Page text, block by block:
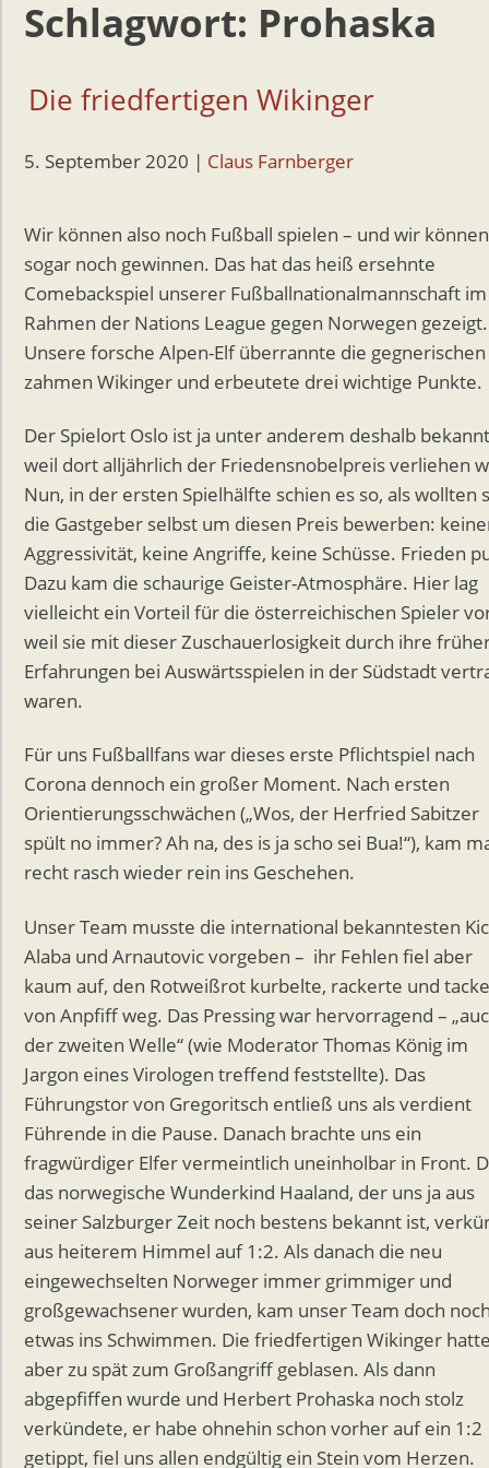
Schlagwort: Prohaska
Die friedfertigen Wikinger
5. September 2020 | Claus Farnberger
Wir können also noch Fußball spielen – und wir können
sogar noch gewinnen. Das hat das heiß ersehnte
Comebackspiel unserer Fußballnationalmannschaft im
Rahmen der Nations League gegen Norwegen gezeigt.
Unsere forsche Alpen-Elf überrannte die gegnerischen
zahmen Wikinger und erbeutete drei wichtige Punkte.
Der Spielort Oslo ist ja unter anderem deshalb
weil dort alljährlich der Friedensnobelpreis verliehen
Nun, in der ersten Spielhälfte schien es so, als wollten
die Gastgeber selbst um diesen Preis bewerben:
Aggressivität, keine Angriffe, keine Schüsse. Frieden
Dazu kam die schaurige Geister-Atmosphäre. Hier lag
vielleicht ein Vorteil für die österreichischen Spieler
weil sie mit dieser Zuschauerlosigkeit durch ihre
Erfahrungen bei Auswärtsspielen in der Südstadt
waren.
Für uns Fußballfans war dieses erste Pflichtspiel nach
Corona dennoch ein großer Moment. Nach ersten
Orientierungsschwächen („Wos, der Herfried Sabitzer
spült no immer? Ah na, des is ja scho sei Bua!“), kam
recht rasch wieder rein ins Geschehen.
Unser Team musste die international bekanntesten
Alaba und Arnautovic vorgeben – ihr Fehlen fiel aber
kaum auf, den Rotweißrot kurbelte, rackerte und
von Anpfiff weg. Das Pressing war hervorragend –
der zweiten Welle“ (wie Moderator Thomas König im
Jargon eines Virologen treffend feststellte). Das
Führungstor von Gregoritsch entließ uns als verdient
Führende in die Pause. Danach brachte uns ein
fragwürdiger Elfer vermeintlich uneinholbar in Front.
das norwegische Wunderkind Haaland, der uns ja aus
seiner Salzburger Zeit noch bestens bekannt ist,
aus heiterem Himmel auf 1:2. Als danach die neu
eingewechselten Norweger immer grimmiger und
großgewachsener wurden, kam unser Team doch
etwas ins Schwimmen. Die friedfertigen Wikinger
aber zu spät zum Großangriff geblasen. Als dann
abgepfiffen wurde und Herbert Prohaska noch stolz
verkündete, er habe ohnehin schon vorher auf ein 1:2
getippt, fiel uns allen endgültig ein Stein vom Herzen.